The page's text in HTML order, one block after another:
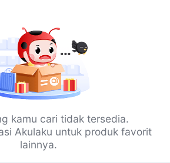
kamu cari tidak tersedia.
Akulaku untuk produk favorit
lainnya.